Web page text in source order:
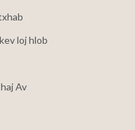
loj hlob
Av